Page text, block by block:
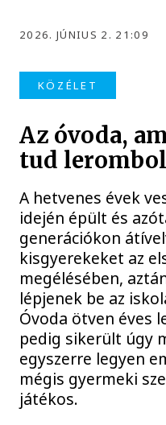
2026. JÚNIUS 2. 21:09
KÖZÉLET
Az óvoda,
tud
A hetvenes évek
idején épült és
generációkon
kisgyerekeket az
megélésében,
lépjenek be az
Óvoda ötven éves
pedig sikerült úgy
egyszerre legyen
mégis gyermeki
játékos.